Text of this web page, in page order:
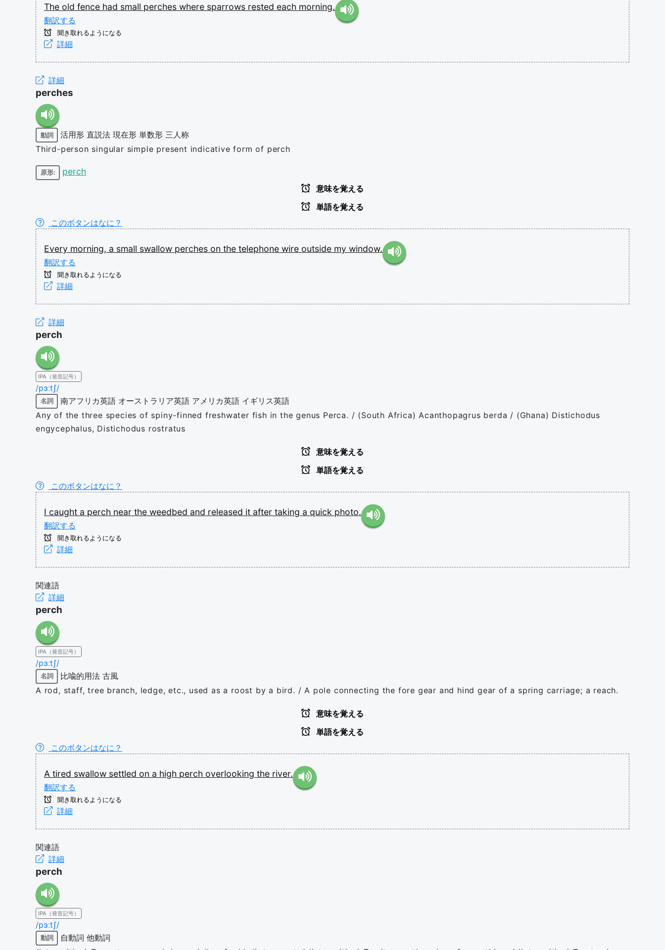
The old fence had small perches where sparrows rested each morning.
翻訳する
聞き取れるようになる
詳細
詳細
perches
動詞 活用形 直説法 現在形 単数形 三人称
Third-person singular simple present indicative form of perch
原形: perch
意味を覚える
単語を覚える
このボタンはなに？
Every morning, a small swallow perches on the telephone wire outside my window.
翻訳する
聞き取れるようになる
詳細
詳細
perch
IPA（発音記号）
/pɜːtʃ/
名詞 南アフリカ英語 オーストラリア英語 アメリカ英語 イギリス英語
Any of the three species of spiny-finned freshwater fish in the genus Perca. / (South Africa) Acanthopagrus berda / (Ghana) Distichodus
engycephalus, Distichodus rostratus
意味を覚える
単語を覚える
このボタンはなに？
I caught a perch near the weedbed and released it after taking a quick photo.
翻訳する
聞き取れるようになる
詳細
関連語
詳細
perch
IPA（発音記号）
/pɜːtʃ/
名詞 比喩的用法 古風
A rod, staff, tree branch, ledge, etc., used as a roost by a bird. / A pole connecting the fore gear and hind gear of a spring carriage; a reach.
意味を覚える
単語を覚える
このボタンはなに？
A tired swallow settled on a high perch overlooking the river.
翻訳する
聞き取れるようになる
詳細
関連語
詳細
perch
IPA（発音記号）
/pɜːtʃ/
動詞 自動詞 他動詞